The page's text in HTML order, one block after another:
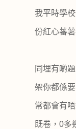
我平時學
份紅心蕃薯
同埋有啲
架你都係
常都會有
既卷， 0多